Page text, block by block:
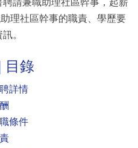
請兼職助理社區幹事，起薪
理社區幹事的職責、學歷要
。
目錄
詳情
條件